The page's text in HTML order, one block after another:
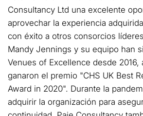
Consultancy Ltd una excelente
aprovechar la experiencia
con éxito a otros consorcios
Mandy Jennings y su equipo han
Venues of Excellence desde 2016,
ganaron el premio "CHS UK Best
Award in 2020". Durante la
adquirir la organización para